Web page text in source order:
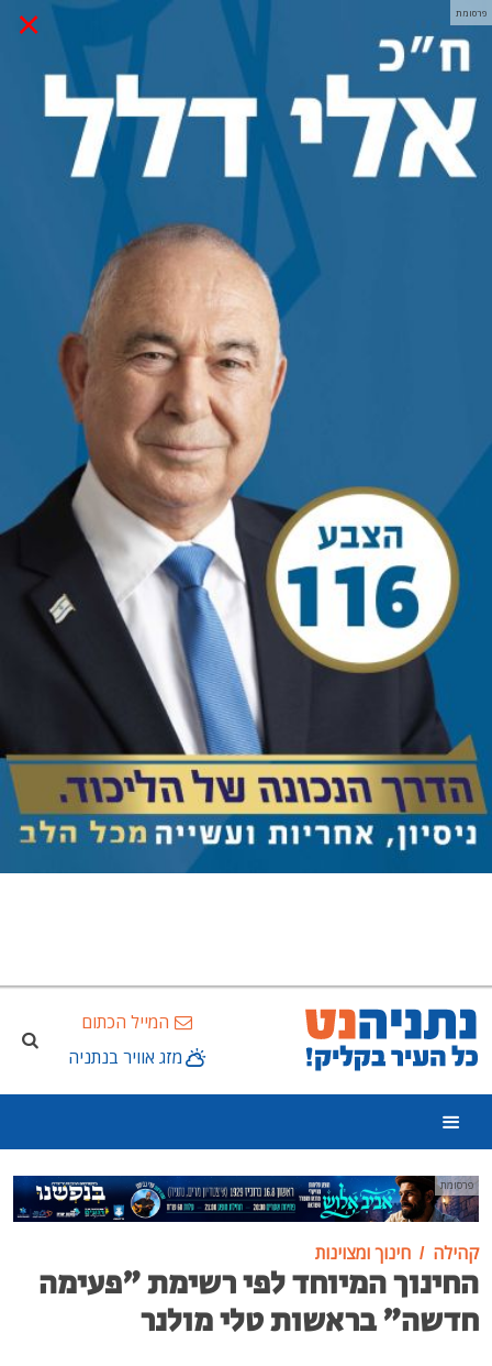
× פרסומת
המייל הכתום
מזג אוויר בנתניה
פרסומת
קהילה חינוך ומצוינות
החינוך המיוחד לפי רשימת "פעימה
חדשה" בראשות טלי מולנר